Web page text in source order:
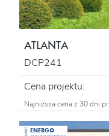
ATLANTA
DCP241
Cena projektu:
Najniższa cena z 30 dni
ENERGO